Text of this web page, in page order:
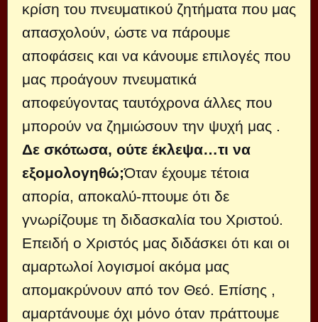
κρίση του πνευματικού ζητήματα που μας
απασχολούν, ώστε να πάρουμε
αποφάσεις και να κάνουμε επιλογές που
μας προάγουν πνευματικά
αποφεύγοντας ταυτόχρονα άλλες που
μπορούν να ζημιώσουν την ψυχή μας .
Δε σκότωσα, ούτε έκλεψα…τι να
εξομολογηθώ;Όταν έχουμε τέτοια
απορία, αποκαλύ-πτουμε ότι δε
γνωρίζουμε τη διδασκαλία του Χριστού.
Επειδή ο Χριστός μας διδάσκει ότι και οι
αμαρτωλοί λογισμοί ακόμα μας
απομακρύνουν από τον Θεό. Επίσης ,
αμαρτάνουμε όχι μόνο όταν πράττουμε